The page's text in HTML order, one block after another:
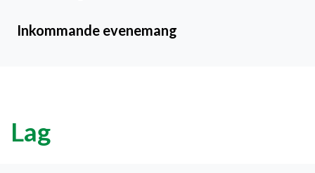
Inkommande evenemang
Lag